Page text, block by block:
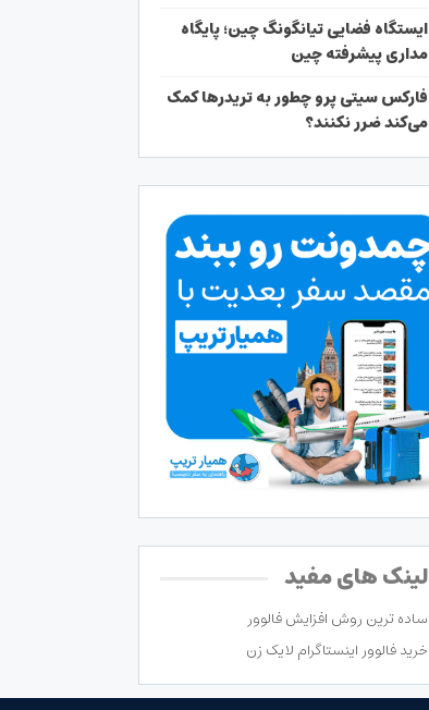
ایستگاه فضایی تیانگونگ چین؛ پایگاه
مداری پیشرفته چین
فارکس سیتی پرو چطور به تریدرها کمک
می‌کند ضرر نکنند؟
لینک های مفید
ساده ترین روش افزایش فالوور
خرید فالوور اینستاگرام لایک زن